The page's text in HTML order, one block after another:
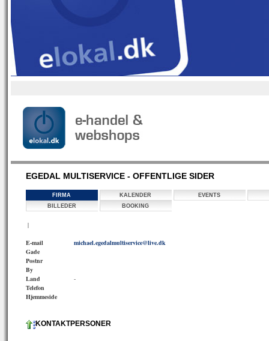
EGEDAL MULTISERVICE - OFFENTLIGE SIDER
FIRMA KALENDER
EVENTS
BILLEDER
BOOKING
|
E-mail
michael.egedalmultiservice@live.dk
Gade
Postnr
By
Land
-
Telefon
Hjemmeside
KONTAKTPERSONER